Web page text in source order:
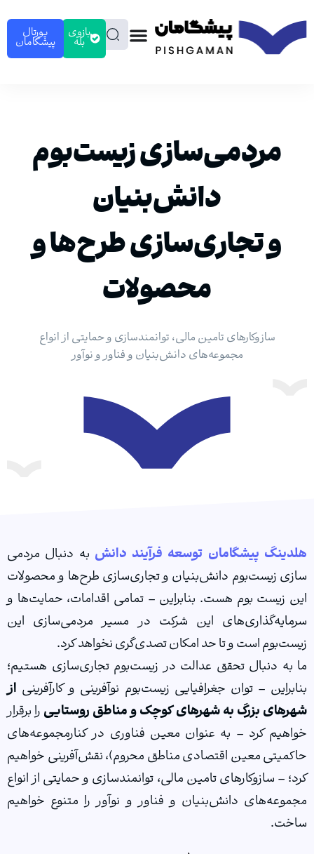
بازوی
بله
پورتال
پیشگامان
مردمی‌سازی زیست‌بوم
دانش‌بنیان
و تجاری‌سازی طرح‌ها و
محصولات
سازوکارهای تامین مالی، توانمندسازی و حمایتی از انواع
مجموعه‌های دانش‌بنیان و فناور و نوآور
پیشگامان توسعه فرآیند دانشبه دنبال مردمی
زیست‌بوم دانش‌بنیان و تجاری‌سازی طرح‌ها و محصولات
زیست بوم هست. بنابراین – تمامی اقدامات، حمایت‌ها و
این شرکت در مسیر مردمی‌سازی این
است و تا حد امکان تصدی‌گری نخواهد کرد.
دنبال تحقق عدالت در زیست‌بوم تجاری‌سازی هستیم؛
– توان جغرافیایی زیست‌بوم نوآفرینی و کارآفرینیاز
بزرگ به شهرهای کوچک و مناطق روستاییرا برقرار
كرد – به عنوان معین فناوری در کنارمجموعه‌های
معین اقتصادی مناطق محروم)، نقش‌آفرینی خواهیم
– سازوکارهای تامین مالی، توانمندسازی و حمایتی از انواع
دانش‌بنیان و فناور و نوآور را متنوع خواهیم